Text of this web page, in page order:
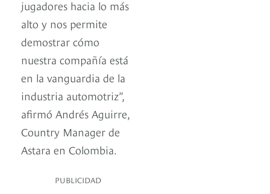
jugadores hacia lo más
alto y nos permite
demostrar cómo
nuestra compañía está
en la vanguardia de la
industria automotriz”,
afirmó Andrés Aguirre,
Country Manager de
Astara en Colombia.
PUBLICIDAD